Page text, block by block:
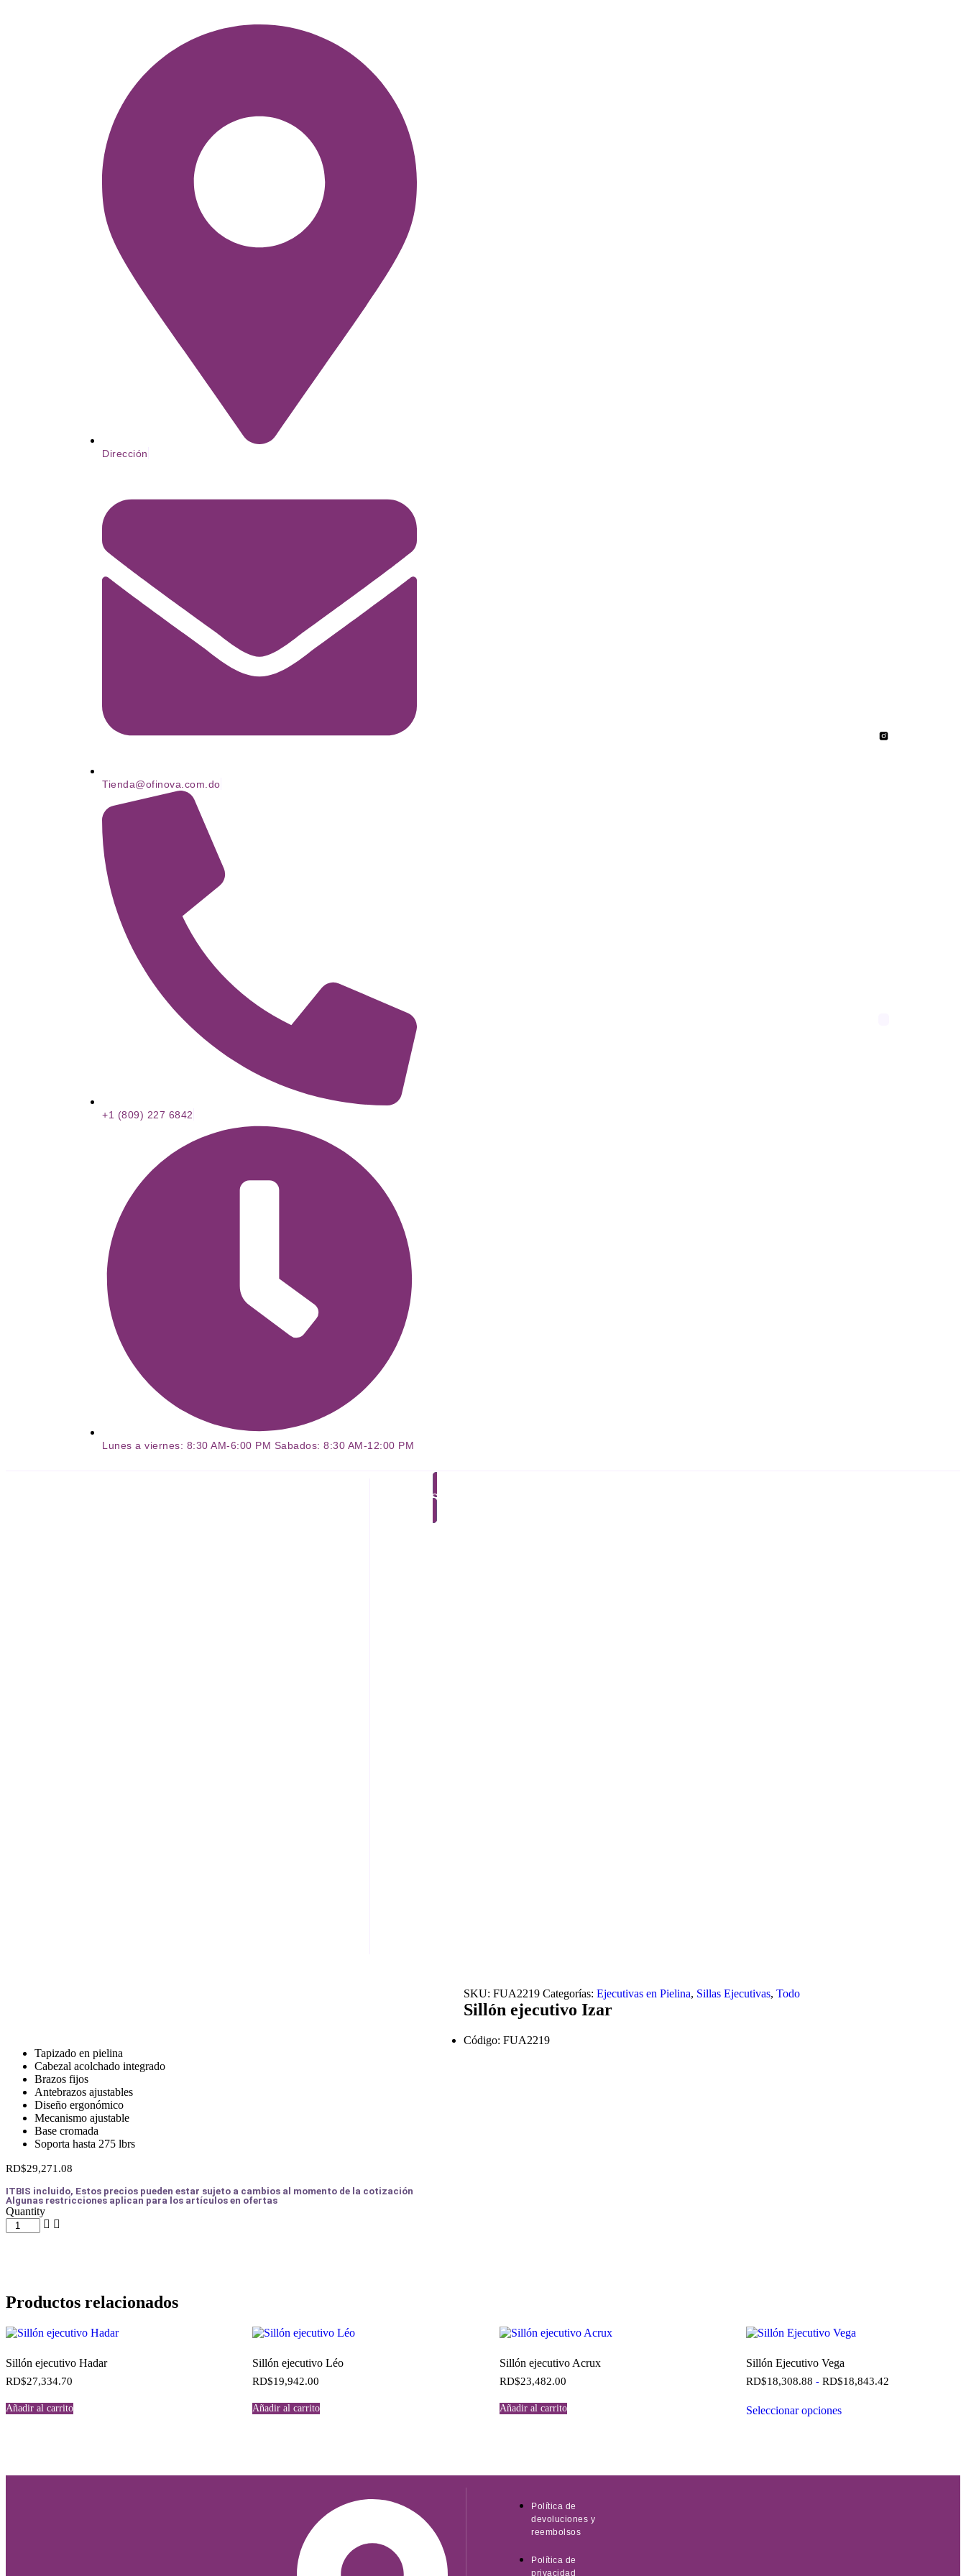
Dirección
Tienda@ofinova.com.do
+1 (809) 227 6842
Lunes a viernes: 8:30 AM-6:00 PM Sabados: 8:30 AM-12:00 PM
Solicitar Cotización
SKU:FUA2219 Categorías:Ejecutivas en Pielina, Sillas Ejecutivas,Todo
Sillón ejecutivo Izar
Código: FUA2219
Tapizado en pielina
Cabezal acolchado integrado
Brazos fijos
Antebrazos ajustables
Diseño ergonómico
Mecanismo ajustable
Base cromada
Soporta hasta 275 lbrs
RD$29,271.08
ITBIS incluido, Estos precios pueden estar sujeto a cambios al momento de la cotización
Algunas restricciones aplican para los artículos en ofertas
Quantity
Productos relacionados
Sillón ejecutivo Hadar
RD$27,334.70
Añadir al carrito
Sillón ejecutivo Léo
RD$19,942.00
Añadir al carrito
Sillón ejecutivo Acrux
RD$23,482.00
Añadir al carrito
Sillón Ejecutivo Vega
RD$18,308.88 - RD$18,843.42
Seleccionar opciones
Política de
devoluciones y
reembolsos
Política de
privacidad